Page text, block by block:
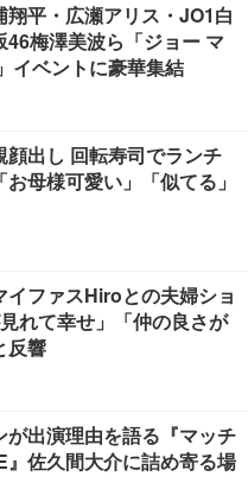
翔平・広瀬アリス・JO1白
梅澤美波ら「ジョー マ
イベントに豪華集結
顔出し 回転寿司でランチ
母様可愛い」「似てる」
イファスHiroとの夫婦ショ
れて幸せ」「仲の良さが
反響
が出演理由を語る『マッチ
』佐久間大介に詰め寄る場